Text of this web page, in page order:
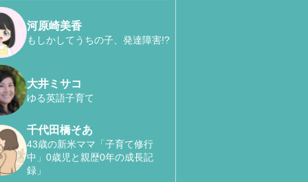
河原崎美香
もしかしてうちの子、発達障害!?
大井ミサコ
ゆる英語子育て
千代田橋そあ
43歳の新米ママ「子育て修行
中」0歳児と親歴0年の成長記
録」